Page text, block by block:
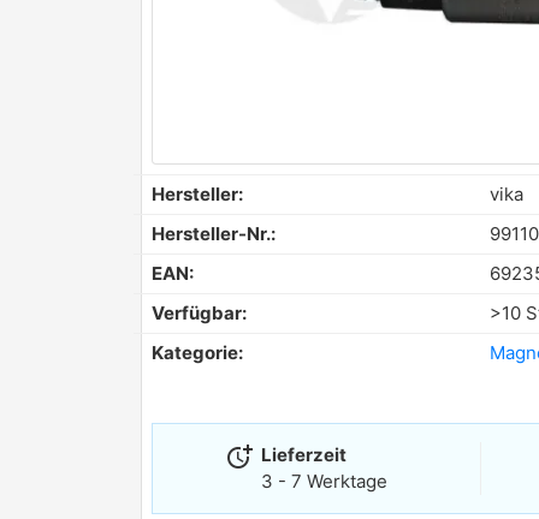
Hersteller: vika
Hersteller-Nr.:
EAN:
Verfügbar:
>10
Kategorie:
more_time Lieferzeit
3 - 7 Werktage